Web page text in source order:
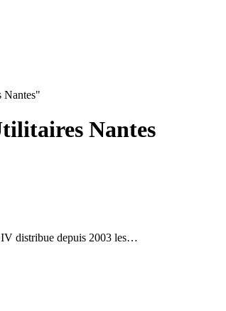
Nantes
distribue depuis 2003 les…